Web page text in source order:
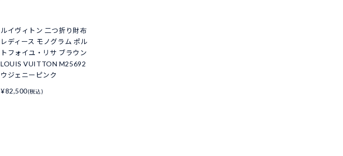
ルイヴィトン 二つ折り財布
レディース モノグラム ポル
トフォイユ・リサ ブラウン
LOUIS VUITTON M25692
ウジェニーピンク
¥82,500(税込)